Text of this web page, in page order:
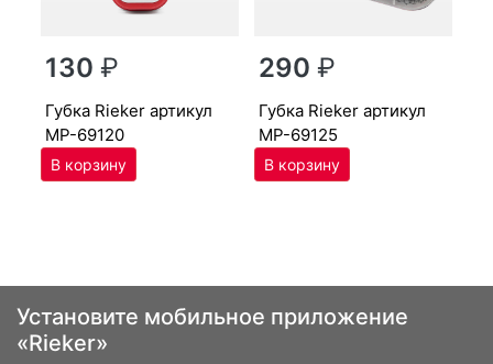
130₽
губ­ка Ri­eker артикул
MP-69120
290₽
губ­ка Ri­eker артикул
MP-69125
Установите мобильное приложение
«Rieker»